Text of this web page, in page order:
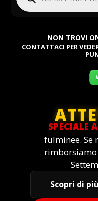
NON TROVI
CONTATTACI PER
SPECIALE
fulminee. Se
rimborsiamo
Scopri di